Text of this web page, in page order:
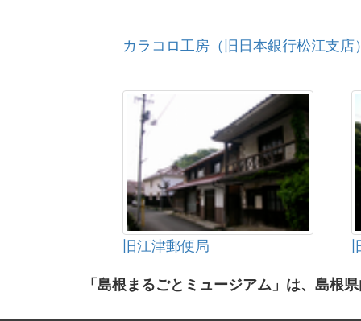
カラコロ工房（旧日本銀行松江支店
旧江津郵便局
「島根まるごとミュージアム」は、島根